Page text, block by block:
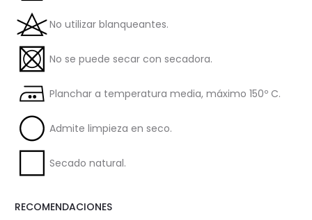
No utilizar blanqueantes.
No se puede secar con secadora.
Planchar a temperatura media, máximo 150º C.
Admite limpieza en seco.
Secado natural.
RECOMENDACIONES